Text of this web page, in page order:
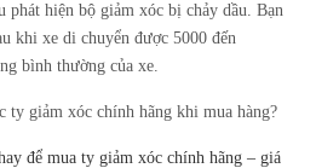
phát hiện bộ giảm xóc bị chảy dầu. Bạn
khi xe di chuyển được 5000 đến
bình thường của xe.
ty giảm xóc chính hãng khi mua hàng?
để mua ty giảm xóc chính hãng – giá